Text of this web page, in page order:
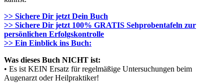
>> Sichere Dir jetzt Dein Buch
>> Sichere Dir jetzt 100% GRATIS Sehprobentafeln zur
persönlichen Erfolgskontrolle
>> Ein Einblick ins Buch:
Was dieses Buch NICHT ist:
• Es ist KEIN Ersatz für regelmäßige Untersuchungen beim
Augenarzt oder Heilpraktiker!